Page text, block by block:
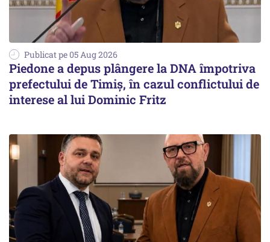
Publicat pe 05 Aug 2026
Piedone a depus plângere la DNA împotriva
prefectului de Timiș, în cazul conflictului de
interese al lui Dominic Fritz